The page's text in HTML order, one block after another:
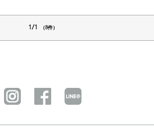
1/1 （8件）